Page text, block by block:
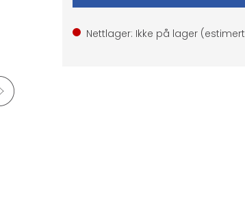
Nettlager: Ikke på lager (estimert